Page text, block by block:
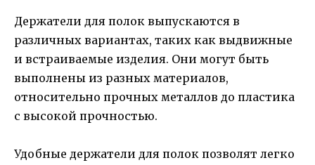
Держатели для полок выпускаются в
различных вариантах, таких как выдвижные
и встраиваемые изделия. Они могут быть
выполнены из разных материалов,
относительно прочных металлов до пластика
с высокой прочностью.
Удобные держатели для полок позволят легко